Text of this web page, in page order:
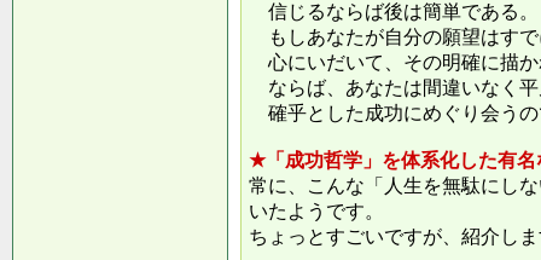
信じるならば後は簡単である。
もしあなたが自分の願望はす
心にいだいて、その明確に描
ならば、あなたは間違いなく
確乎とした成功にめぐり会う
★「成功哲学」を体系化した有
常に、こんな「人生を無駄にし
いたようです。
ちょっとすごいですが、紹介し